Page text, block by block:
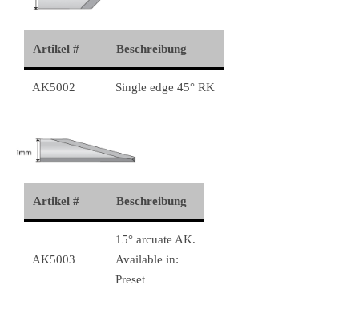
Artikel # Beschreibung
AK5002 Single edge 45° RK
Artikel # Beschreibung
AK5003
15° arcuate AK.
Available in:
Preset